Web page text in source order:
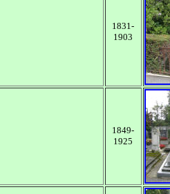
1831-
1903
1849-
1925